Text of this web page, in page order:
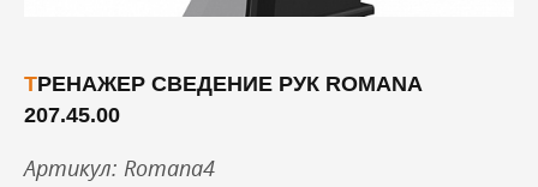
ТРЕНАЖЕР СВЕДЕНИЕ РУК ROMANA
207.45.00
Артикул: Romana4